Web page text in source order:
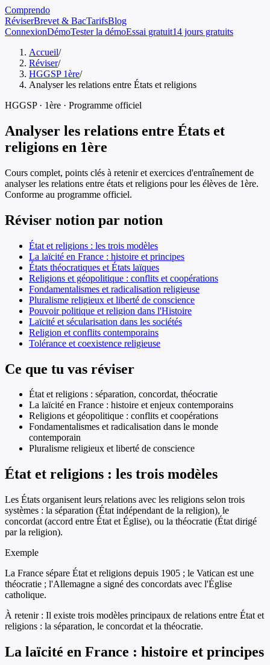
Comprendo
RéviserBrevet & BacTarifsBlog
ConnexionDémoTester la démoEssai gratuit14 jours gratuits
Accueil/
Réviser/
HGGSP 1ère/
Analyser les relations entre États et religions
HGGSP· 1ère · Programme officiel
Analyser les relations entre États et
religions en 1ère
Cours complet, points clés à retenir et exercices d'entraînement de
analyser les relations entre états et religions pour les élèves de 1ère.
Conforme au programme officiel.
Réviser notion par notion
État et religions : les trois modèles
La laïcité en France : histoire et principes
États théocratiques et États laïques
Religions et géopolitique : conflits et coopérations
Fondamentalismes et radicalisation religieuse
Pluralisme religieux et liberté de conscience
Pouvoir politique et religion dans l'Histoire
Laïcité et sécularisation dans les sociétés
Religion et conflits contemporains
Tolérance et coexistence religieuse
Ce que tu vas réviser
État et religions : séparation, concordat, théocratie
La laïcité en France : histoire et enjeux contemporains
Religions et géopolitique : conflits et coopérations
Fondamentalismes et radicalisation dans le monde
contemporain
Pluralisme religieux et liberté de conscience
État et religions : les trois modèles
Les États organisent leurs relations avec les religions selon trois
systèmes : la séparation (État indépendant de la religion), le
concordat (accord entre État et Église), ou la théocratie (État dirigé
par la religion).
Exemple
La France sépare État et religions depuis 1905 ; le Vatican est une
théocratie ; l'Allemagne a signé des concordats avec l'Église
catholique.
À retenir : Il existe trois modèles principaux de relations entre État et
religions : la séparation, le concordat et la théocratie.
La laïcité en France : histoire et principes